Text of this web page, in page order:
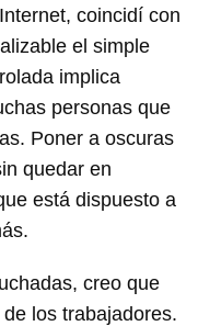
coincidí con
el simple
implica
personas que
Poner a oscuras
quedar en
está dispuesto a
creo que
los trabajadores.